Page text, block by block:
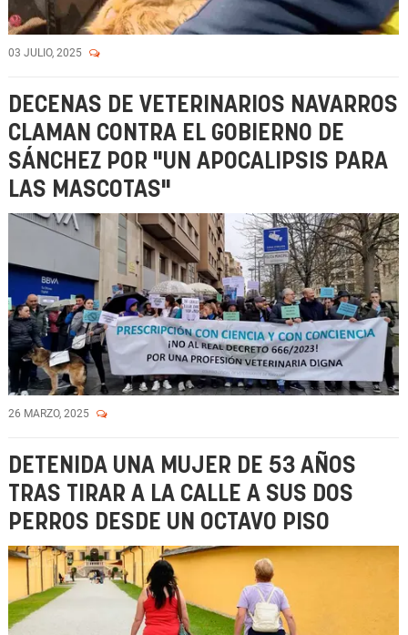
03 JULIO, 2025
DECENAS DE VETERINARIOS NAVARROS
CLAMAN CONTRA EL GOBIERNO DE
SÁNCHEZ POR "UN APOCALIPSIS PARA
LAS MASCOTAS"
26 MARZO, 2025
DETENIDA UNA MUJER DE 53 AÑOS
TRAS TIRAR A LA CALLE A SUS DOS
PERROS DESDE UN OCTAVO PISO